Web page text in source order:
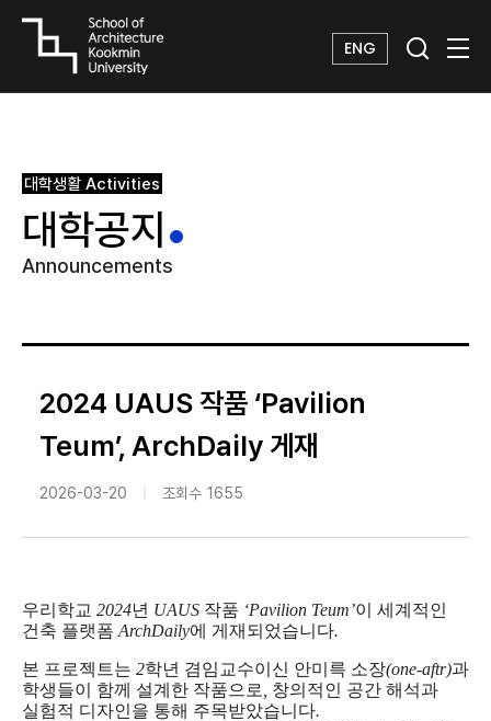
ENG
대학생활 Activities
대학공지
Announcements
2024 UAUS 작품 ‘Pavilion
Teum’, ArchDaily 게재
2026-03-20 조회수 1655
우리학교 2024년 UAUS 작품 ‘Pavilion Teum’이 세계적인
건축 플랫폼 ArchDaily에 게재되었습니다.
본 프로젝트는 2학년 겸임교수이신 안미륵 소장(one-aftr)과
학생들이 함께 설계한 작품으로
창의적인 공간 해석과
실험적 디자인을 통해 주목받았습니다.